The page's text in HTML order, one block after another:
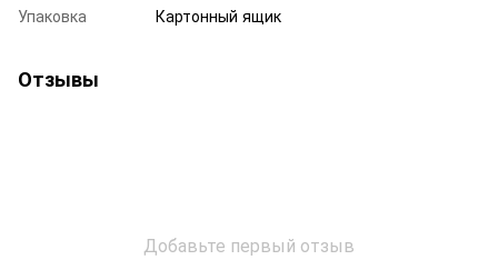
Упаковка
Картонный ящик
Отзывы
Добавьте первый отзыв